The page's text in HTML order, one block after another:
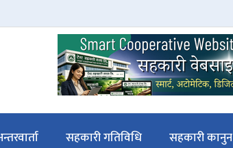
सहकारी गतिविधि सहकारी कानुन